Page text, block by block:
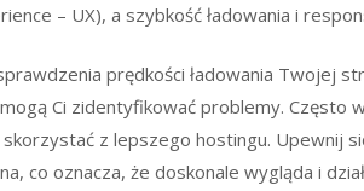
– UX), a szybkość ładowania i
prędkości ładowania Twojej
Ci zidentyfikować problemy. Często
z lepszego hostingu. Upewnij
co oznacza, że doskonale wygląda i